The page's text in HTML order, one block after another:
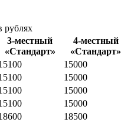
рублях
3-местный
«Стандарт»
4-местный
«Стандарт»
15000
15000
15000
15000
18500